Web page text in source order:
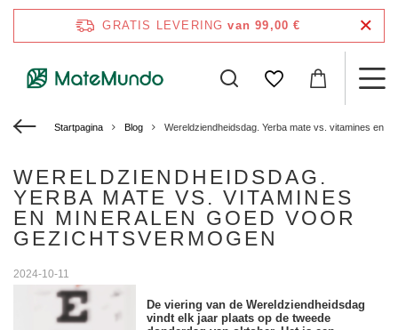
GRATIS LEVERING van 99,00 €
Startpagina Blog Wereldziendheidsdag. Yerba mate vs. vitamines en
WERELDZIENDHEIDSDAG.
YERBA MATE VS. VITAMINES
EN MINERALEN GOED VOOR
GEZICHTSVERMOGEN
2024-10-11
De viering van de Wereldziendheidsdag
vindt elk jaar plaats op de tweede